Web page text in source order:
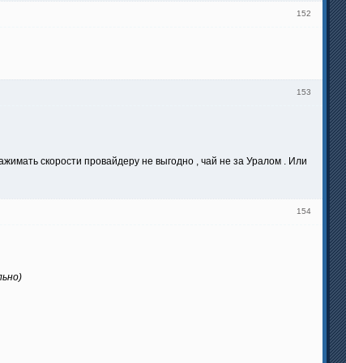
152
153
скорости провайдеру не выгодно , чай не за Уралом . Или
154